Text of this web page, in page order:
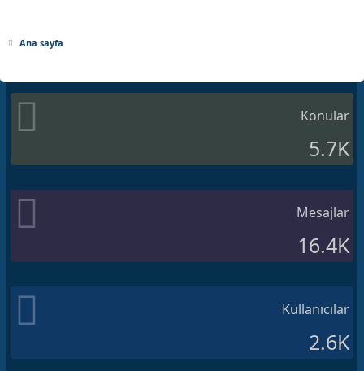
Ana sayfa
Konular
5.7K
Mesajlar
16.4K
Kullanıcılar
2.6K